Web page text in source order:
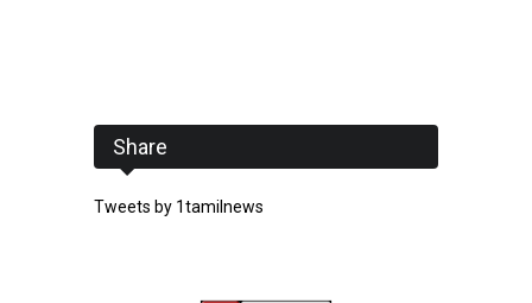
Share
Tweets by 1tamilnews